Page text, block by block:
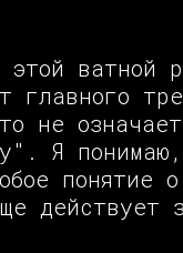
ватной
главного
не
Я
понятие
действует